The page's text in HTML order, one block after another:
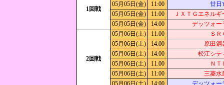
1回戦
05月05日(金)
11:00
廿日
05月05日(金)
11:00
ＪＸＴＧエネルギ
05月05日(金)
14:00 デッツォー
2回戦
05月06日(土) 11:00
Ｓ
05月06日(土)
14:00
原田鋼
05月06日(土)
14:00
松江シテ
05月06日(土)
11:00
Ｎ
05月06日(土)
11:00
三菱水
05月06日(土)
14:00 デッツォー